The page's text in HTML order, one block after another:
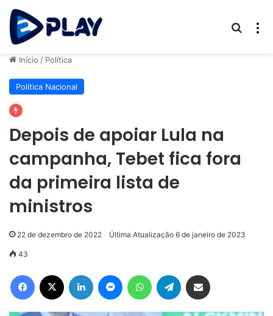
Início / Política
Política Nacional
Depois de apoiar Lula na
campanha, Tebet fica fora
da primeira lista de
ministros
22 de dezembro de 2022 Última Atualização 6 de janeiro de 2023
43
Facebook Linkedin MessengerWhatsAppTelegram